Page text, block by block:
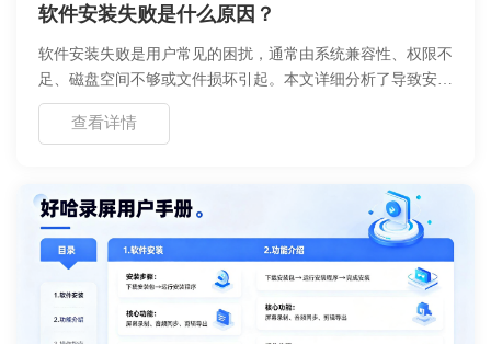
软件安装失败是什么原因？
软件安装失败是用户常见的困扰，通常由系统兼容性、权限不
足、磁盘空间不够或文件损坏引起。本文详细分析了导致安装
中断的核心原因，提供了针对错误代码的解读表，并给出了具
体的排查步骤与解决方案。通过遵循文中的操作指南，用户可
查看详情